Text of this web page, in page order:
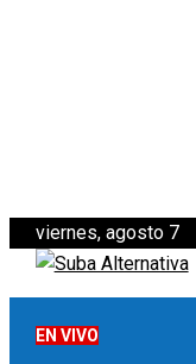
viernes, agosto 7
EN VIVO